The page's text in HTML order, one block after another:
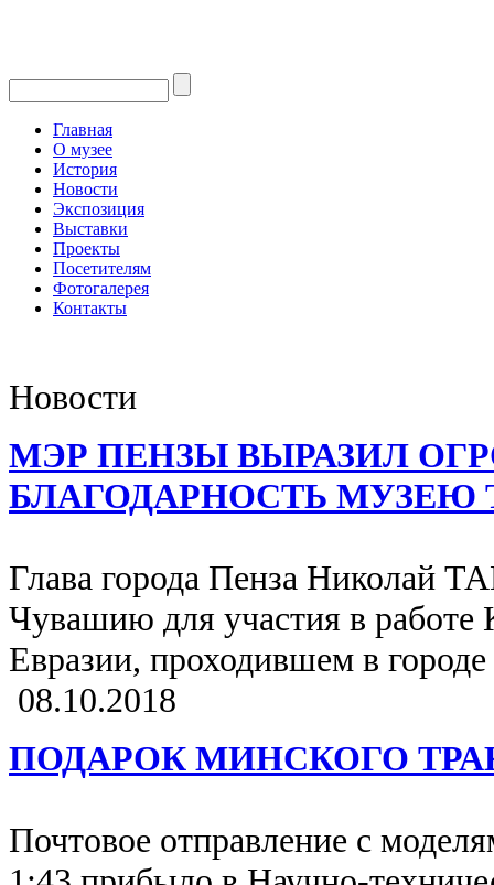
Главная
О музее
История
Новости
Экспозиция
Выставки
Проекты
Посетителям
Фотогалерея
Контакты
Новости
МЭР ПЕНЗЫ ВЫРАЗИЛ
БЛАГОДАРНОСТЬ МУЗЕЮ
Глава города Пенза Николай
Чувашию для участия в работе
Евразии, проходившем в
08.10.2018
ПОДАРОК МИНСКОГО
Почтовое отправление с